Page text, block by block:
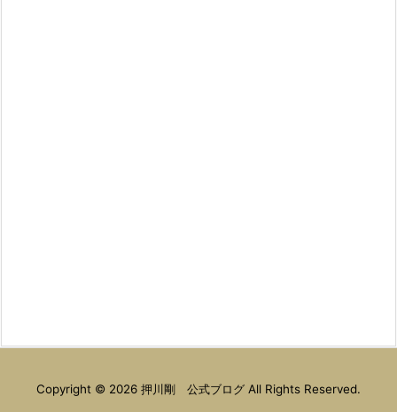
Copyright © 2026 押川剛 公式ブログ All Rights Reserved.